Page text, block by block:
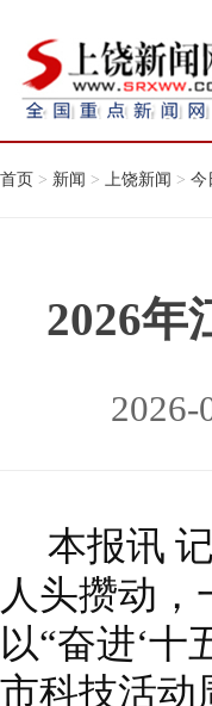
首页 > 新闻 > 上饶新闻 > 今
2026年
本报讯
人头攒动
以“奋进‘十
市科技活动